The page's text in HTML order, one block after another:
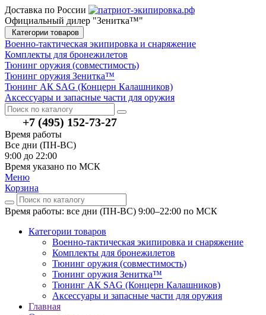
Доставка по России
Официальный дилер "Зенитка™"
Категории товаров
Военно-тактическая экипировка и снаряжение
Комплекты для бронежилетов
Тюнинг оружия (совместимость)
Тюнинг оружия Зенитка™
Тюнинг АК SAG (Концерн Калашников)
Аксессуары и запасные части для оружия
+7 (495) 152-73-27
Время работы
Все дни (ПН-ВС)
9:00 до 22:00
Время указано по МСК
Меню
Корзина
Время работы: все дни (ПН-ВС) 9:00–22:00 по МСК
Категории товаров
Военно-тактическая экипировка и снаряжение
Комплекты для бронежилетов
Тюнинг оружия (совместимость)
Тюнинг оружия Зенитка™
Тюнинг АК SAG (Концерн Калашников)
Аксессуары и запасные части для оружия
Главная